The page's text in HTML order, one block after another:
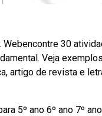
Webencontre 30
Veja
artigo de revista e
5º ano 6º ano 7º